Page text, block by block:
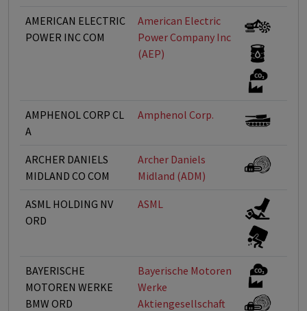
AMERICAN ELECTRIC
POWER INC COM
American Electric
Power Company Inc
(AEP)
AMPHENOL CORP CL
A
Amphenol Corp.
ARCHER DANIELS
MIDLAND CO COM
Archer Daniels
Midland (ADM)
ASML HOLDING NV
ORD
ASML
BAYERISCHE
MOTOREN WERKE
BMW ORD
Bayerische Motoren
Werke
Aktiengesellschaft